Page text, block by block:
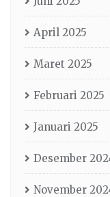
April 2025
Maret 2025
Februari 2025
Januari 2025
Desember
November